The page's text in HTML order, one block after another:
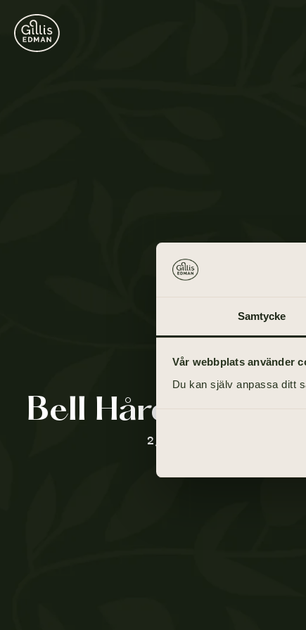
Samtycke
Vår webbplats använder
Du kan själv anpassa ditt
Bell Hård Af
2 juli 1917 - 6 mars 2021